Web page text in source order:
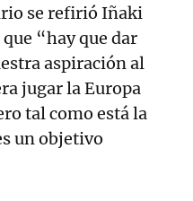
se refirió Iñaki
“hay que dar
aspiración al
jugar la Europa
tal como está la
un objetivo